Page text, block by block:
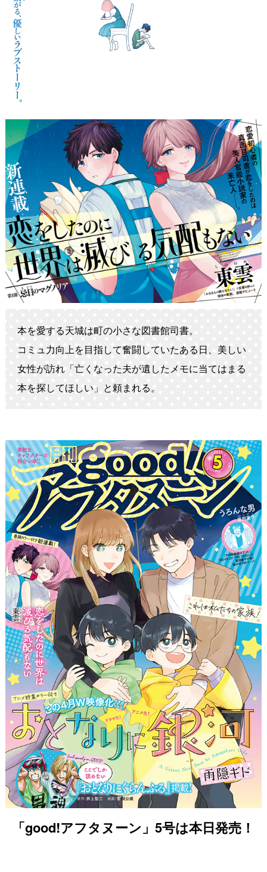
本を愛する天城は町の小さな図書館司書。
コミュ力向上を目指して奮闘していたある日、美しい
女性が訪れ「亡くなった夫が遺したメモに当てはまる
本を探してほしい」と頼まれる。
「good!アフタヌーン」5号は本日発売！